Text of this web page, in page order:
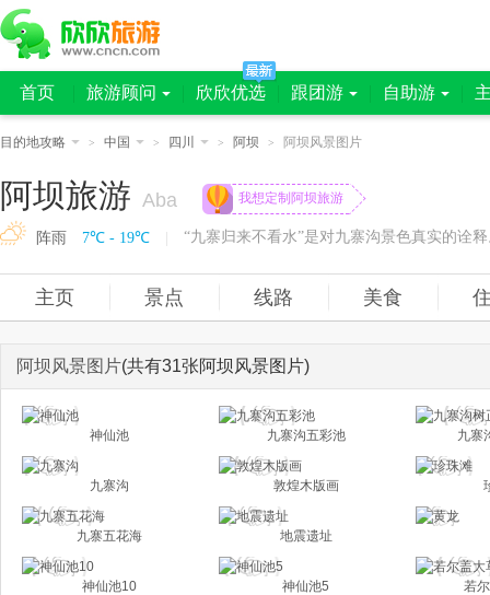
首页 旅游顾问 欣欣优选 跟团游 自助游
目的地攻略 > 中国 > 四川 > 阿坝 > 阿坝风景图片
阿坝旅游 Aba 我想定制阿坝旅游
阵雨 7℃ - 19℃
主页 景点 线路 美食
阿坝风景图片(共有31张阿坝风景图片)
神仙池 九寨沟五彩池 九寨
九寨沟 敦煌木版画
九寨五花海 地震遗址
神仙池10 神仙池5 若